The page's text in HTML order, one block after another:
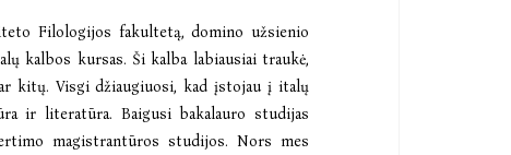
Filologijos fakultetą, domino užsienio
kalbos kursas. Ši kalba labiausiai traukė,
kitų. Visgi džiaugiuosi, kad įstojau į italų
ir literatūra. Baigusi bakalauro studijas
magistrantūros studijos. Nors mes